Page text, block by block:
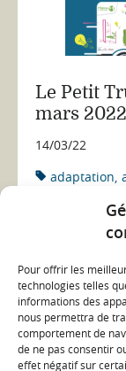
Pour offrir les
technologies telles
informations des
nous permettra de
comportement de
de ne pas consentir
effet négatif sur
Le Petit
mars 2022
14/03/22
adaptation
REJOIGNEZ NOTRE